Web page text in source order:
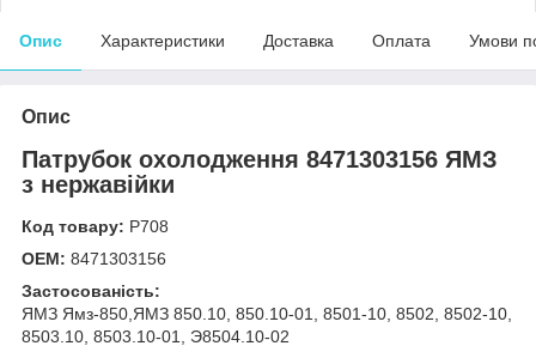
Опис Характеристики Доставка Оплата Умови
Опис
Патрубок охолодження 8471303156 ЯМЗ
з нержавійки
Код товару: Р708
OEM: 8471303156
Застосованість:
ЯМЗ Ямз-850,ЯМЗ 850.10, 850.10-01, 8501-10, 8502, 8502-10,
8503.10, 8503.10-01, Э8504.10-02